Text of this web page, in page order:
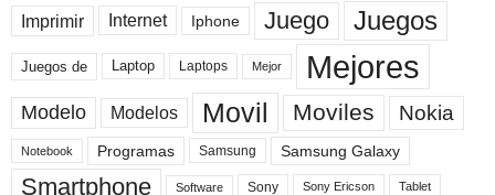
Imprimir Internet Iphone Juego Juegos
Juegos de Laptop Laptops Mejor Mejores
Modelo Modelos Movil Moviles Nokia
Notebook Programas Samsung Samsung Galaxy
Smartphone Software Sony Sony Ericson Tablet